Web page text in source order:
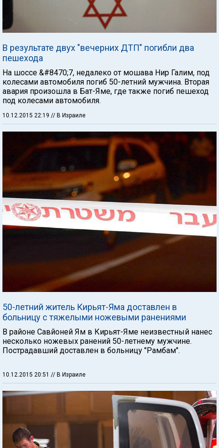
В результате двух "вечерних ДТП" погибли два
пешехода
На шоссе &#8470;7, недалеко от мошава Нир Галим, под
колесами автомобиля погиб 50-летний мужчина. Вторая
авария произошла в Бат-Яме, где также погиб пешеход
под колесами автомобиля.
10.12.2015 22:19 // В Израиле
50-летний житель Кирьят-Яма доставлен в
больницу с тяжелыми ножевыми ранениями
В районе Савйоней Ям в Кирьят-Яме неизвестный нанес
несколько ножевых ранений 50-летнему мужчине.
Пострадавший доставлен в больницу "Рамбам".
10.12.2015 20:51 // В Израиле